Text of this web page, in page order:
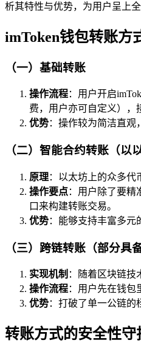
析其特性与优势，为用户呈上
imToken钱包转账方
（一）基础转账
操作流程：用户开启
费，用户亦可自定义），
优势：操作较为简洁直观
（二）智能合约转账（以
原理：以太坊上的众多代
操作要点：用户除了要精
口来构建转账交易。
优势：能够支持丰富多元
（三）跨链转账（部分具
实现机制 ：随着区块链技
操作流程：用户先在钱包
优势：打破了单一公链的
转账方式的安全性守